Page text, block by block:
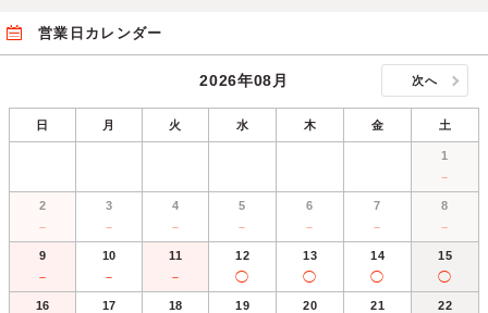
営業日カレンダー
2026年08月 次へ
日 月 火 水 木 金 土
1
－
2
－
3
－
4
－
5
－
6
－
7
－
8
－
9
－
10
－
11
－
12
◯
13
◯
14
◯
15
◯
16 17 18 19 20 21 22